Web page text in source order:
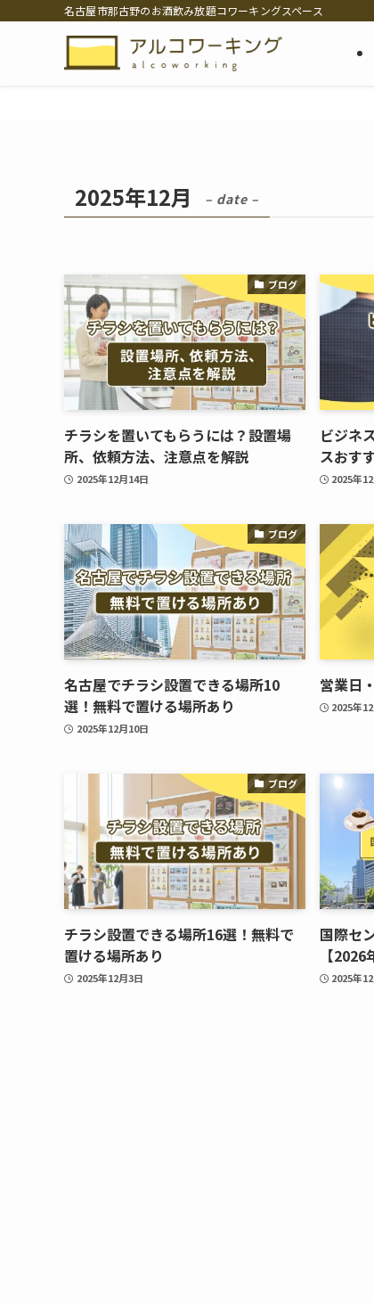
名古屋市那古野のお酒飲み放題コワーキングスペース
2025年12月 – date –
ブログ
チラシを置いてもらうには？設置場
所、依頼方法、注意点を解説
2025年12月14日
ビジネ
スおす
2025年
ブログ
名古屋でチラシ設置できる場所10
選！無料で置ける場所あり
2025年12月10日
営業日
2025年
ブログ
チラシ設置できる場所16選！無料で
置ける場所あり
2025年12月3日
国際セ
【2026
2025年